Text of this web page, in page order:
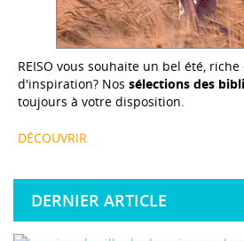
REISO vous souhaite un bel été,
d'inspiration? Nos sélections des
toujours à votre disposition.
DÉCOUVRIR
DERNIER ARTICLE